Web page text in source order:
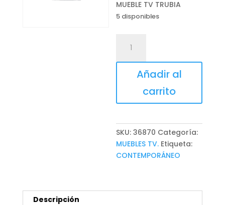
MUEBLE TV TRUBIA
5 disponibles
TRUBIA
cantidadAñadir al
carrito
SKU:36870 Categoría:
MUEBLES TV. Etiqueta:
CONTEMPORÁNEO
Descripción